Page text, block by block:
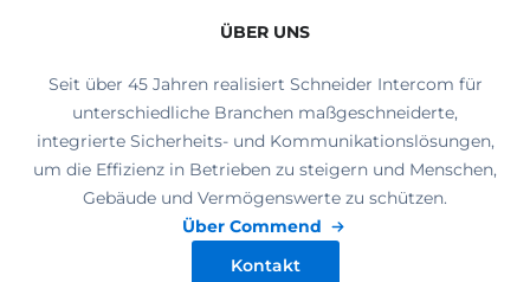
ÜBER UNS
Seit über 45 Jahren realisiert Schneider Intercom für
unterschiedliche Branchen maßgeschneiderte,
integrierte Sicherheits- und Kommunikationslösungen,
um die Effizienz in Betrieben zu steigern und Menschen,
Gebäude und Vermögenswerte zu schützen.
Über Commend
Kontakt